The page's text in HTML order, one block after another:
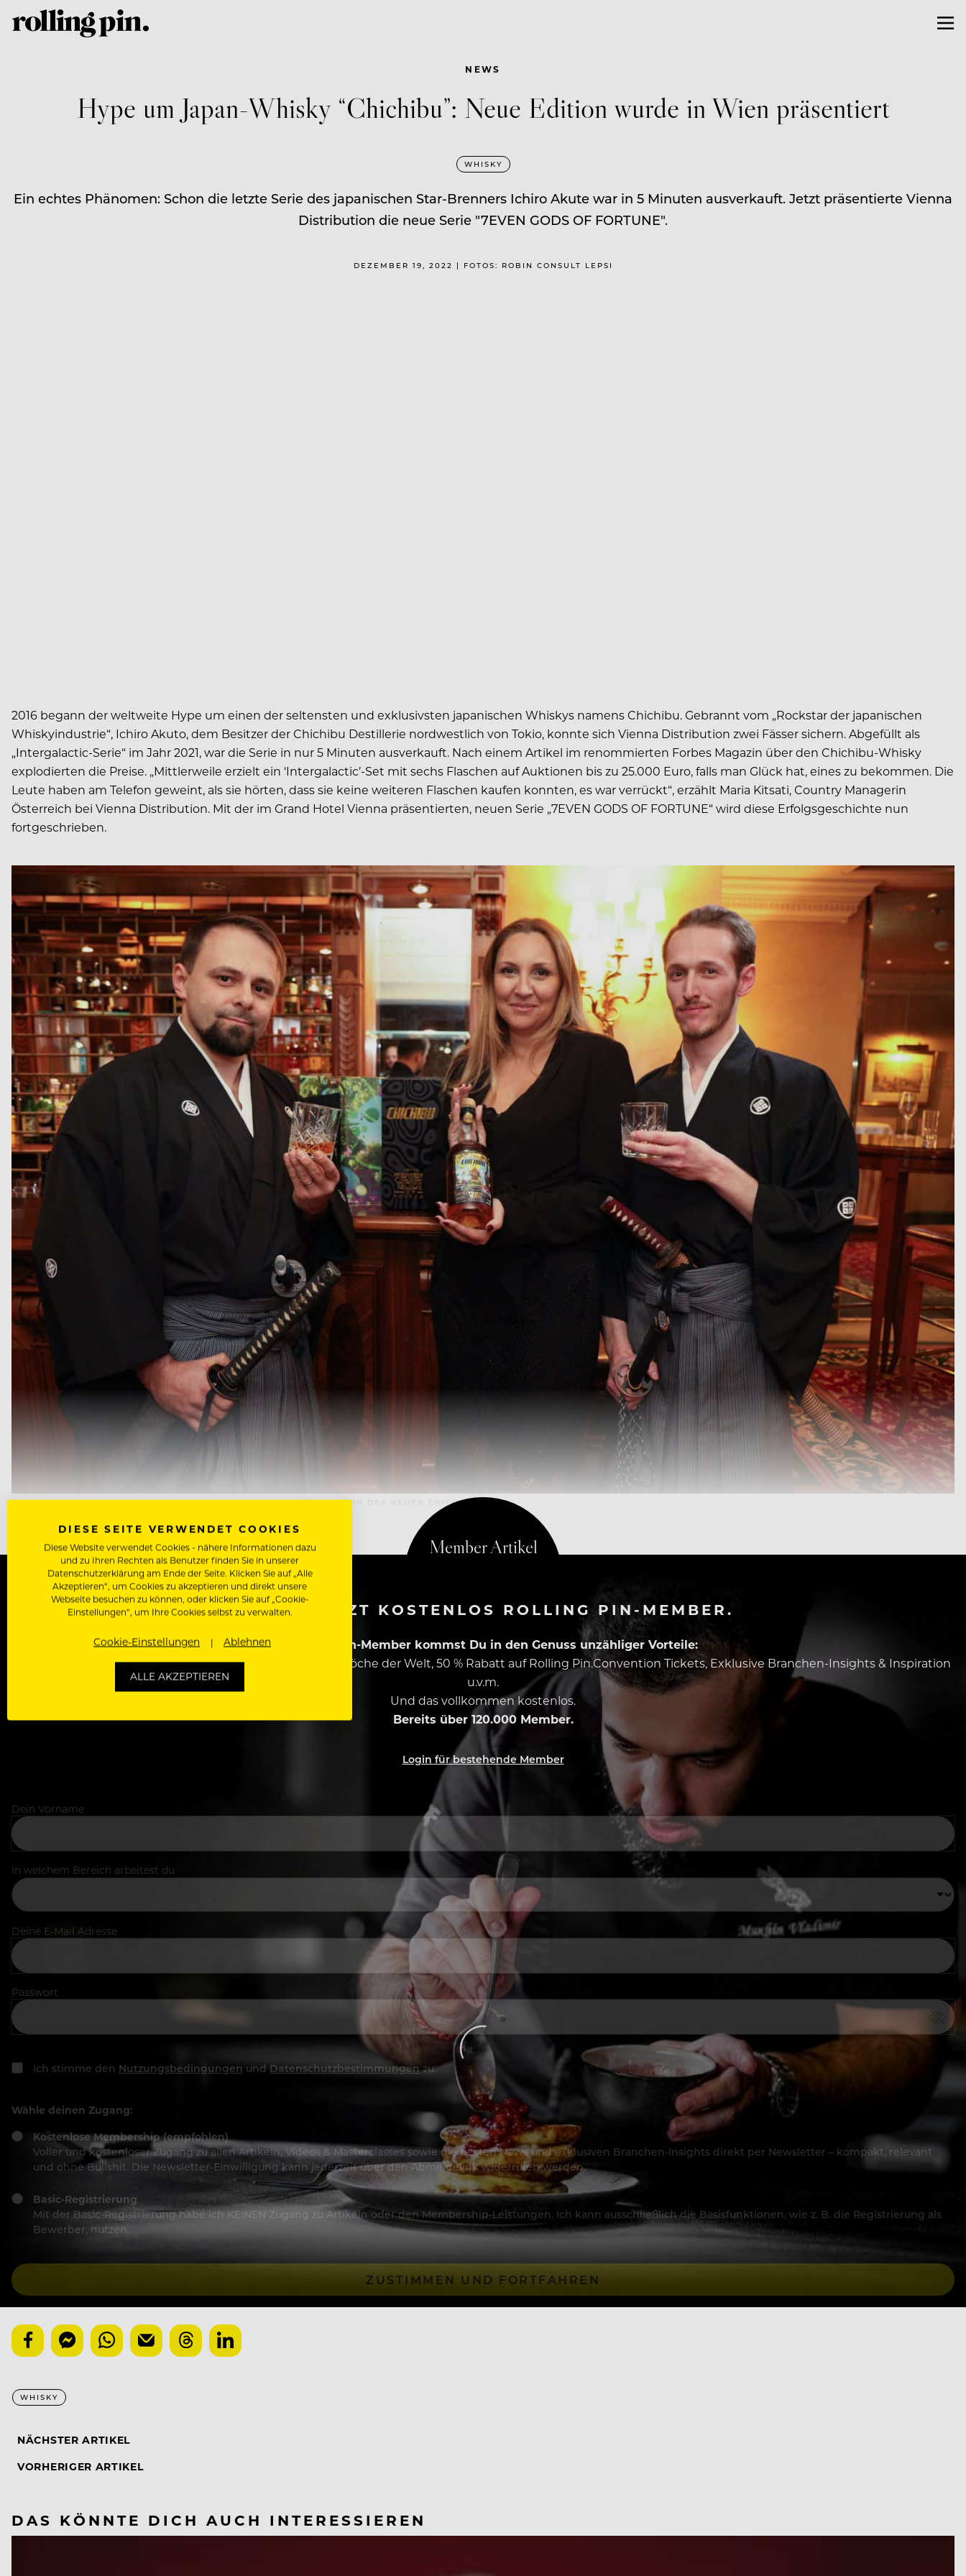
NEWS
Hype um Japan-Whisky “Chichibu”: Neue Edition wurde in Wien präsentiert
WHISKY
Ein echtes Phänomen: Schon die letzte Serie des japanischen Star-Brenners Ichiro Akute war in 5 Minuten ausverkauft. Jetzt präsentierte Vienna
Distribution die neue Serie "7EVEN GODS OF FORTUNE".
DEZEMBER 19, 2022 | FOTOS: ROBIN CONSULT LEPSI
2016 begann der weltweite Hype um einen der seltensten und exklusivsten japanischen Whiskys namens Chichibu. Gebrannt vom „Rockstar der japanischen
Whiskyindustrie“, Ichiro Akuto, dem Besitzer der Chichibu Destillerie nordwestlich von Tokio, konnte sich Vienna Distribution zwei Fässer sichern. Abgefüllt als
„Intergalactic-Serie“ im Jahr 2021, war die Serie in nur 5 Minuten ausverkauft. Nach einem Artikel im renommierten Forbes Magazin über den Chichibu-Whisky
explodierten die Preise. „Mittlerweile erzielt ein ‘Intergalactic’-Set mit sechs Flaschen auf Auktionen bis zu 25.000 Euro, falls man Glück hat, eines zu bekommen. Die
Leute haben am Telefon geweint, als sie hörten, dass sie keine weiteren Flaschen kaufen konnten, es war verrückt“, erzählt Maria Kitsati, Country Managerin
Österreich bei Vienna Distribution. Mit der im Grand Hotel Vienna präsentierten, neuen Serie „7EVEN GODS OF FORTUNE“ wird diese Erfolgsgeschichte nun
fortgeschrieben.
MARIA KITSATI MIT FECHTERN VON HAGUNKAI BEI DER PRÄSENTATION DES NEUEN CHICHIBU
WERDE JETZT KOSTENLOS ROLLING PIN-MEMBER.
Als Rolling Pin-Member kommst Du in den Genuss unzähliger Vorteile:
Zugriff auf alle Artikel, Videos & Masterclasses der besten Köche der Welt, 50 % Rabatt auf Rolling Pin.Convention Tickets, Exklusive Branchen-Insights & Inspiration
u.v.m.
Und das vollkommen kostenlos.
Bereits über 120.000 Member.
Login für bestehende Member
Dein Vorname
In welchem Bereich arbeitest du
Deine E-Mail Adresse
Passwort
Ich stimme den Nutzungsbedingungen und Datenschutzbestimmungenzu.
Wähle deinen Zugang:
Kostenlose Membership (empfohlen)
Voller und kostenloser Zugang zu allen Artikeln, Videos & Masterclasses sowie die besten News und exklusiven Branchen-Insights direkt per Newsletter – kompakt, relevant
und ohne Bullshit. Die Newsletter-Einwilligung kann jederzeit über den Abmeldelink widerrufen werden.
Basic-Registrierung
Mit der Basic-Registrierung habe ich KEINEN Zugang zu Artikeln oder den Membership-Leistungen. Ich kann ausschließlich die Basisfunktionen, wie z. B. die Registrierung als
Bewerber, nutzen.
ZUSTIMMEN UND FORTFAHREN
WHISKY
NÄCHSTER ARTIKEL
VORHERIGER ARTIKEL
DAS KÖNNTE DICH AUCH INTERESSIEREN
DIESE SEITE VERWENDET COOKIES
Diese Website verwendet Cookies - nähere Informationen dazu
und zu Ihren Rechten als Benutzer finden Sie in unserer
Datenschutzerklärung am Ende der Seite. Klicken Sie auf „Alle
Akzeptieren“, um Cookies zu akzeptieren und direkt unsere
Webseite besuchen zu können, oder klicken Sie auf „Cookie-
Einstellungen“, um Ihre Cookies selbst zu verwalten.
Cookie-Einstellungen Ablehnen
ALLE AKZEPTIEREN